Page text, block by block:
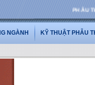
PHẪU
NGÀNH KỸ THUẬT PHẪU